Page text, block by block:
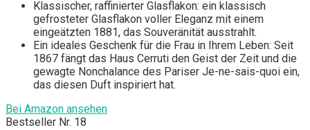
Klassischer, raffinierter Glasflakon: ein klassisch
gefrosteter Glasflakon voller Eleganz mit einem
eingeätzten 1881, das Souveränität ausstrahlt.
Ein ideales Geschenk für die Frau in Ihrem Leben: Seit
1867 fängt das Haus Cerruti den Geist der Zeit und die
gewagte Nonchalance des Pariser Je-ne-sais-quoi ein,
das diesen Duft inspiriert hat.
Bei Amazon ansehen
Bestseller Nr. 18